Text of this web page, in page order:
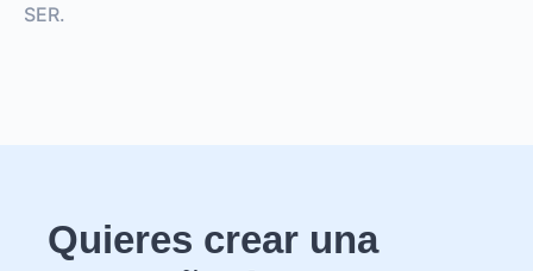
SER.
Quieres crear una